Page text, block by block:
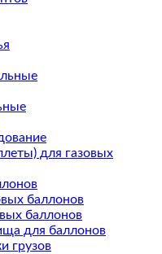
для газовых
баллонов
баллонов
для баллонов
грузов